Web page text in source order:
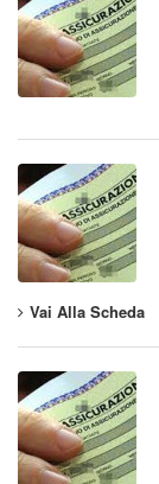
Vai Alla Scheda